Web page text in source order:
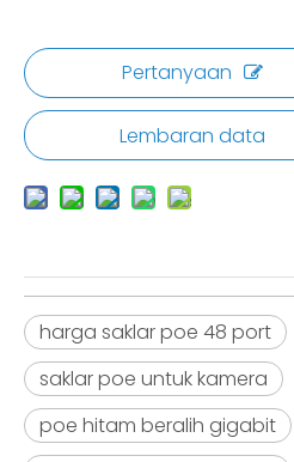
Pertanyaan
Lembaran data
harga saklar poe 48 port
saklar poe untuk kamera
poe hitam beralih gigabit